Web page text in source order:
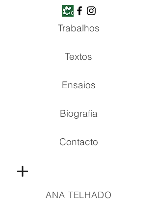
ANA TELHADO
Trabalhos
Textos
Ensaios
Biografia
Contacto